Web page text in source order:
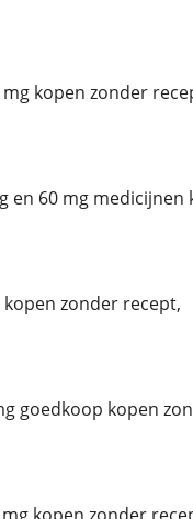
kopen zonder
en 60 mg
zonder recept,
goedkoop kopen